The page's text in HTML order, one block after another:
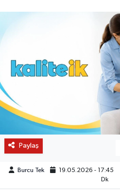
Paylaş
Burcu Tek 19.05.2026 - 17:45
Dk